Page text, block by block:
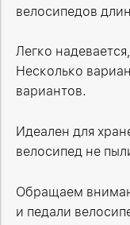
велосипедов
Легко
Несколько
вариантов.
Идеален для
велосипед не
Обращаем
и педали